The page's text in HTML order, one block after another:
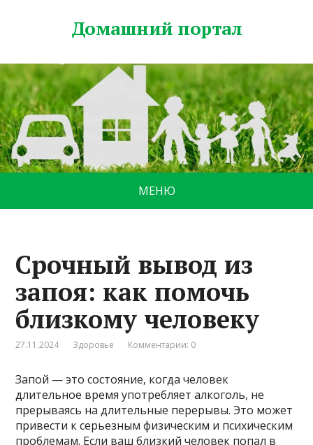
Домашний портал
МЕНЮ
Срочный вывод из
запоя: как помочь
близкому человеку
27.11.2024 Здоровье Комментарии: 0
Запой — это состояние, когда человек
длительное время употребляет алкоголь, не
прерываясь на длительные перерывы. Это может
привести к серьезным физическим и психическим
проблемам. Если ваш близкий человек попал в